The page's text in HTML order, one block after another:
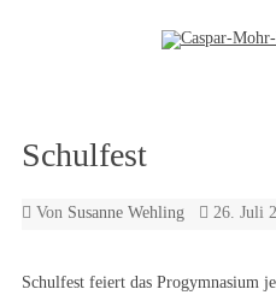
Schulfest
Von Susanne Wehling 26. Juli
Schulfest feiert das Progymnasium